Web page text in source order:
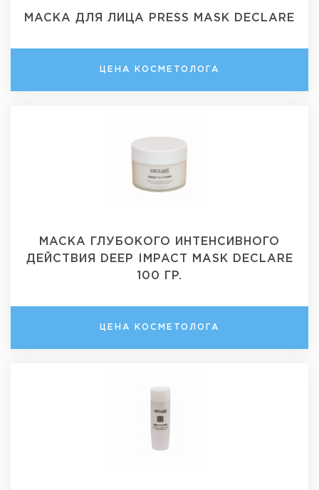
МАСКА ДЛЯ ЛИЦА PRESS MASK DECLARE
ЦЕНА КОСМЕТОЛОГА
МАСКА ГЛУБОКОГО ИНТЕНСИВНОГО
ДЕЙСТВИЯ DEEP IMPACT MASK DECLARE
100 ГР.
ЦЕНА КОСМЕТОЛОГА